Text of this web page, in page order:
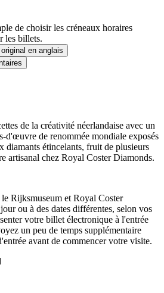
de choisir les créneaux horaires
les billets.
en anglais
de la créativité néerlandaise avec un
d'œuvre de renommée mondiale exposés
diamants étincelants, fruit de plusieurs
artisanal chez Royal Coster Diamonds.
Rijksmuseum et Royal Coster
ou à des dates différentes, selon vos
votre billet électronique à l'entrée
un peu de temps supplémentaire
avant de commencer votre visite.